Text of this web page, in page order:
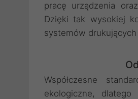
pracę urządzenia
Dzięki tak wysokiej
systemów
Współczesne
ekologiczne,